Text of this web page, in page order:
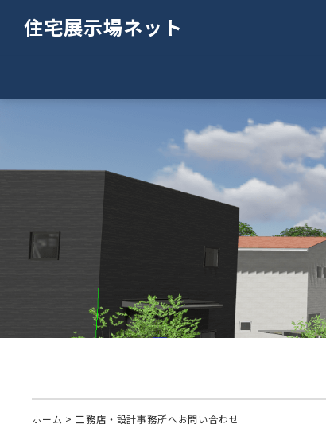
住宅展示場ネット
ホーム >工務店・設計事務所へお問い合わせ